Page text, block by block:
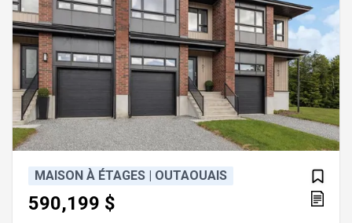
MAISON À ÉTAGES | OUTAOUAIS
590,199 $